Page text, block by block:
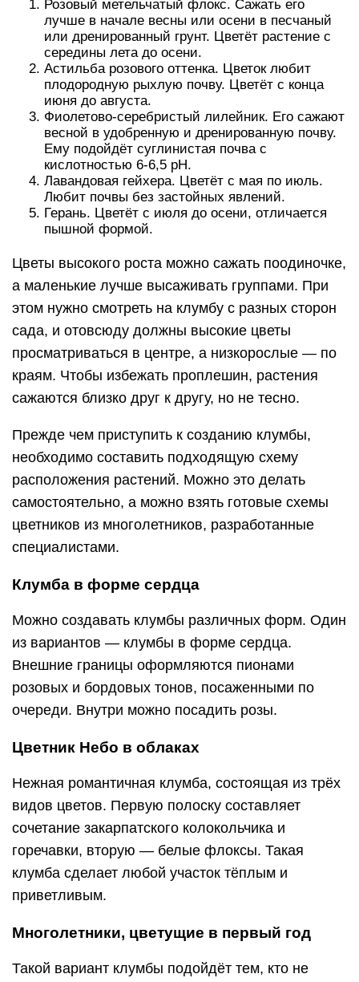
Розовый метельчатый флокс. Сажать его
лучше в начале весны или осени в песчаный
или дренированный грунт. Цветёт растение с
середины лета до осени.
Астильба розового оттенка. Цветок любит
плодородную рыхлую почву. Цветёт с конца
июня до августа.
Фиолетово-серебристый лилейник. Его сажают
весной в удобренную и дренированную почву.
Ему подойдёт суглинистая почва с
кислотностью 6-6,5 рН.
Лавандовая гейхера. Цветёт с мая по июль.
Любит почвы без застойных явлений.
Герань. Цветёт с июля до осени, отличается
пышной формой.
Цветы высокого роста можно сажать поодиночке,
а маленькие лучше высаживать группами. При
этом нужно смотреть на клумбу с разных сторон
сада, и отовсюду должны высокие цветы
просматриваться в центре, а низкорослые — по
краям. Чтобы избежать проплешин, растения
сажаются близко друг к другу, но не тесно.
Прежде чем приступить к созданию клумбы,
необходимо составить подходящую схему
расположения растений. Можно это делать
самостоятельно, а можно взять готовые схемы
цветников из многолетников, разработанные
специалистами.
Клумба в форме сердца
Можно создавать клумбы различных форм. Один
из вариантов — клумбы в форме сердца.
Внешние границы оформляются пионами
розовых и бордовых тонов, посаженными по
очереди. Внутри можно посадить розы.
Цветник Небо в облаках
Нежная романтичная клумба, состоящая из трёх
видов цветов. Первую полоску составляет
сочетание закарпатского колокольчика и
горечавки, вторую — белые флоксы. Такая
клумба сделает любой участок тёплым и
приветливым.
Многолетники, цветущие в первый год
Такой вариант клумбы подойдёт тем, кто не